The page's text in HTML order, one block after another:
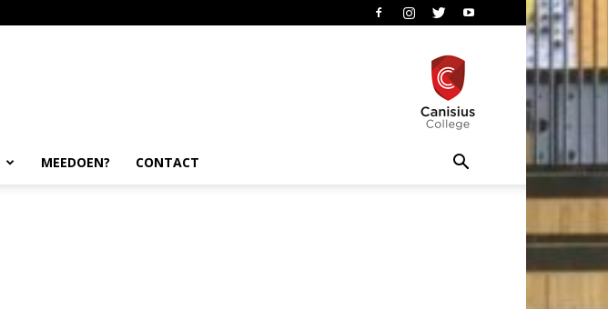
MEEDOEN? CONTACT